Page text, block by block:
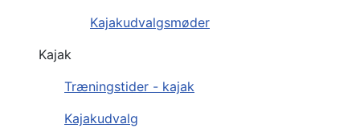
Kajakudvalgsmøder
Kajak
Træningstider - kajak
Kajakudvalg